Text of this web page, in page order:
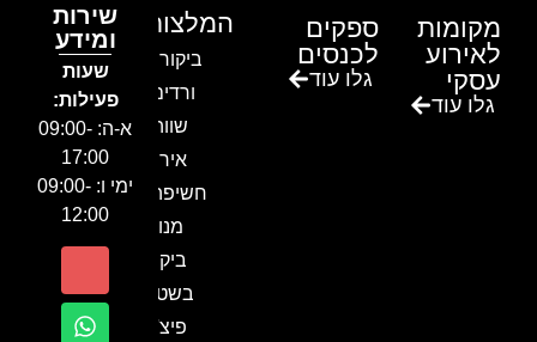
מקומות
לאירוע
עסקי
גלו עוד
ספקים
לכנסים
גלו עוד
המלצות
ביקור בגן
ורדים –
שווה!!
אירוע
חשיפה- זיו
מנור
ביקור
בשטח-
פיצ'ר
שירות
ומידע
שעות
פעילות:
א-ה: 09:00-
17:00
ימי ו: 09:00-
12:00